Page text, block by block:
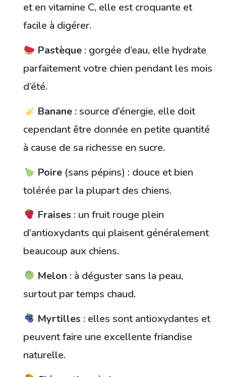
et en vitamine C, elle est croquante et
facile à digérer.
Pastèque : gorgée d’eau, elle hydrate
parfaitement votre chien pendant les mois
d’été.
Banane : source d’énergie, elle doit
cependant être donnée en petite quantité
à cause de sa richesse en sucre.
Poire (sans pépins) : douce et bien
tolérée par la plupart des chiens.
Fraises : un fruit rouge plein
d’antioxydants qui plaisent généralement
beaucoup aux chiens.
Melon : à déguster sans la peau,
surtout par temps chaud.
Myrtilles : elles sont antioxydantes et
peuvent faire une excellente friandise
naturelle.